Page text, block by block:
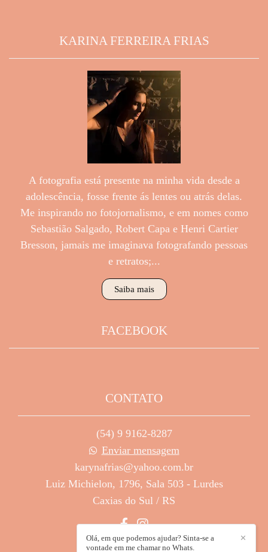
KARINA FERREIRA FRIAS
A fotografia está presente na minha vida desde a
adolescência, fosse frente ás lentes ou atrás delas.
Me inspirando no fotojornalismo, e em nomes como
Sebastião Salgado, Robert Capa e Henri Cartier
Bresson, jamais me imaginava fotografando pessoas
e retratos;...
Saiba mais
FACEBOOK
CONTATO
(54) 9 9162-8287
Enviar mensagem
karynafrias@yahoo.com.br
Luiz Michielon, 1796, Sala 503 - Lurdes
Caxias do Sul / RS
✕
Olá, em que podemos ajudar? Sinta-se a
vontade em me chamar no Whats.